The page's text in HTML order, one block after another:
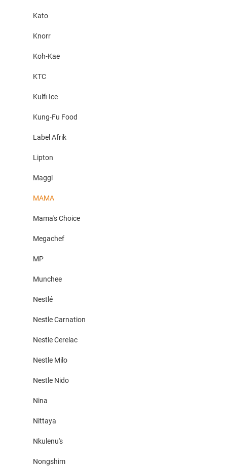
Kato
Knorr
Koh-Kae
KTC
Kulfi Ice
Kung-Fu Food
Label Afrik
Lipton
Maggi
MAMA
Mama's Choice
Megachef
MP
Munchee
Nestlé
Nestle Carnation
Nestle Cerelac
Nestle Milo
Nestle Nido
Nina
Nittaya
Nkulenu's
Nongshim